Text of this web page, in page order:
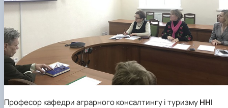
Професоркафедри аграрного консалтингу і туризмуННІ